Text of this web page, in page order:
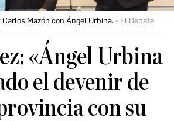
Carlos Mazón con Ángel Urbina. El Debate
«Ángel Urbina
el devenir de
con su